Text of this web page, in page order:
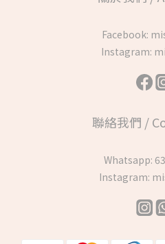
Facebook:
Instagram:
聯絡我們 /
Whatsapp:
Instagram: